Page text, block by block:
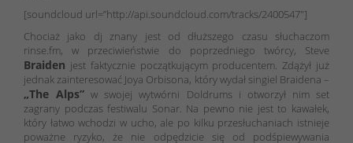
[soundcloud url=”http://api.soundcloud.com/tracks/2400547″]
Chociaż jako dj znany jest od dłuższego czasu słuchaczom
rinse.fm, w przeciwieństwie do poprzedniego twórcy, Steve
Braiden jest faktycznie początkującym producentem. Zdążył już
jednak zainteresować Joya Orbisona, który wydał singiel Braidena –
„The Alps” w swojej wytwórni Doldrums i otworzył nim set
zagrany podczas festiwalu Sonar. Na pewno nie jest to kawałek,
który łatwo wchodzi w ucho, ale po kilku przesłuchaniach istnieje
poważne ryzyko, że nie odpędzicie się od podśpiewywania